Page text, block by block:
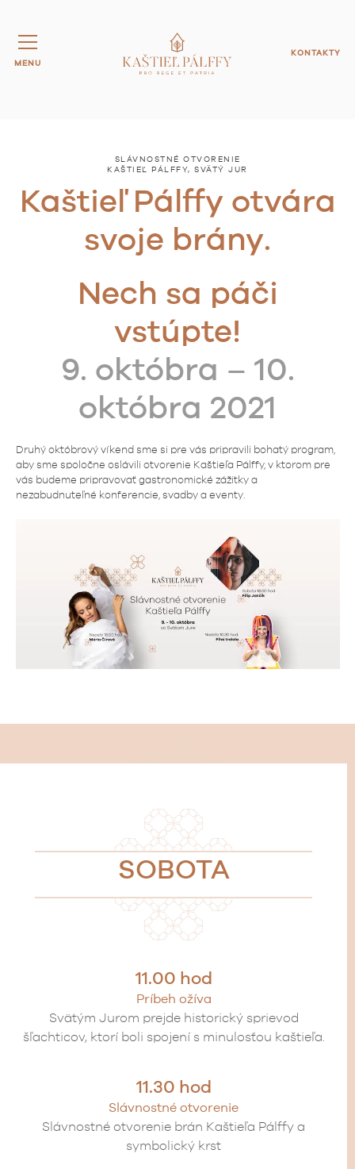
MENU
KONTAKTY
SLÁVNOSTNÉ OTVORENIE
KAŠTIEĽ PÁLFFY, SVÄTÝ JUR
Kaštieľ Pálffy otvára
svoje brány.
Nech sa páči
vstúpte!
9. októbra – 10.
októbra 2021
Druhý októbrový víkend sme si pre vás pripravili bohatý program,
aby sme spoločne oslávili otvorenie Kaštieľa Pálffy, v ktorom pre
vás budeme pripravovať gastronomické zážitky a
nezabudnuteľné konferencie, svadby a eventy.
SOBOTA
11.00 hod
Príbeh ožíva
Svätým Jurom prejde historický sprievod
šľachticov, ktorí boli spojení s minulosťou kaštieľa.
11.30 hod
Slávnostné otvorenie
Slávnostné otvorenie brán Kaštieľa Pálffy a
symbolický krst